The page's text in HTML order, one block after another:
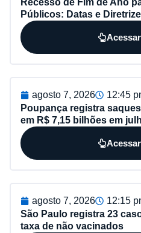
Recesso de Fim de Ano
Públicos: Datas e
agosto 7, 2026
12:45
Poupança registra
em R$ 7,15 bilhões em
agosto 7, 2026
12:15
São Paulo registra 23
taxa de não vacinados